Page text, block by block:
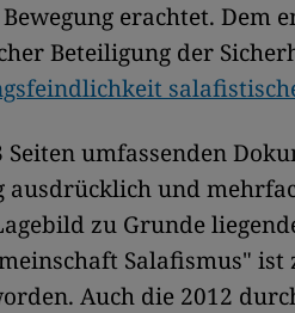
erachtet. Dem
Beteiligung der
Seiten umfassenden
ausdrücklich und
zu Grunde
Salafismus" ist
Auch die 2012